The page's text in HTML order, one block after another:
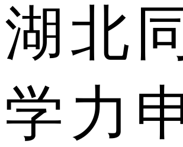
湖北
学力